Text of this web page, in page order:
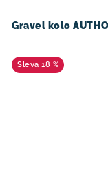
Gravel kolo
18 %